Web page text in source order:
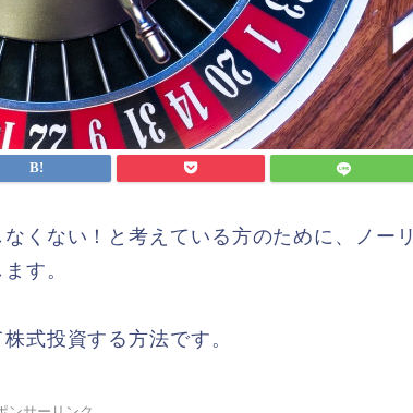
くない！と考えている方のために、ノーリ
す。
式投資する方法です。